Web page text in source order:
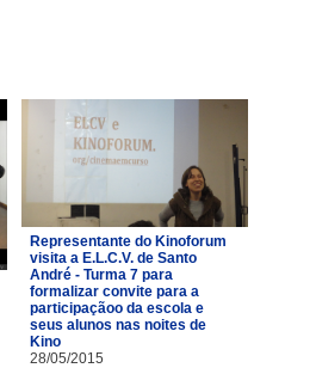
Representante do Kinoforum
visita a E.L.C.V. de Santo
André - Turma 7 para
formalizar convite para a
participaçãoo da escola e
seus alunos nas noites de
Kino
28/05/2015